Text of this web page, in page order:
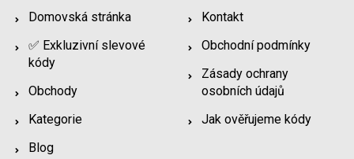
Domovská stránka
✅ Exkluzivní slevové
kódy
Obchody
Kategorie
Blog
Kontakt
Obchodní podmínky
Zásady ochrany
osobních údajů
Jak ověřujeme kódy